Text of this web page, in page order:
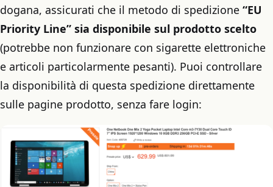
dogana, assicurati che il metodo di spedizione “EU
Priority Line” sia disponibile sul prodotto scelto
(potrebbe non funzionare con sigarette elettroniche
e articoli particolarmente pesanti). Puoi controllare
la disponibilità di questa spedizione direttamente
sulle pagine prodotto, senza fare login: